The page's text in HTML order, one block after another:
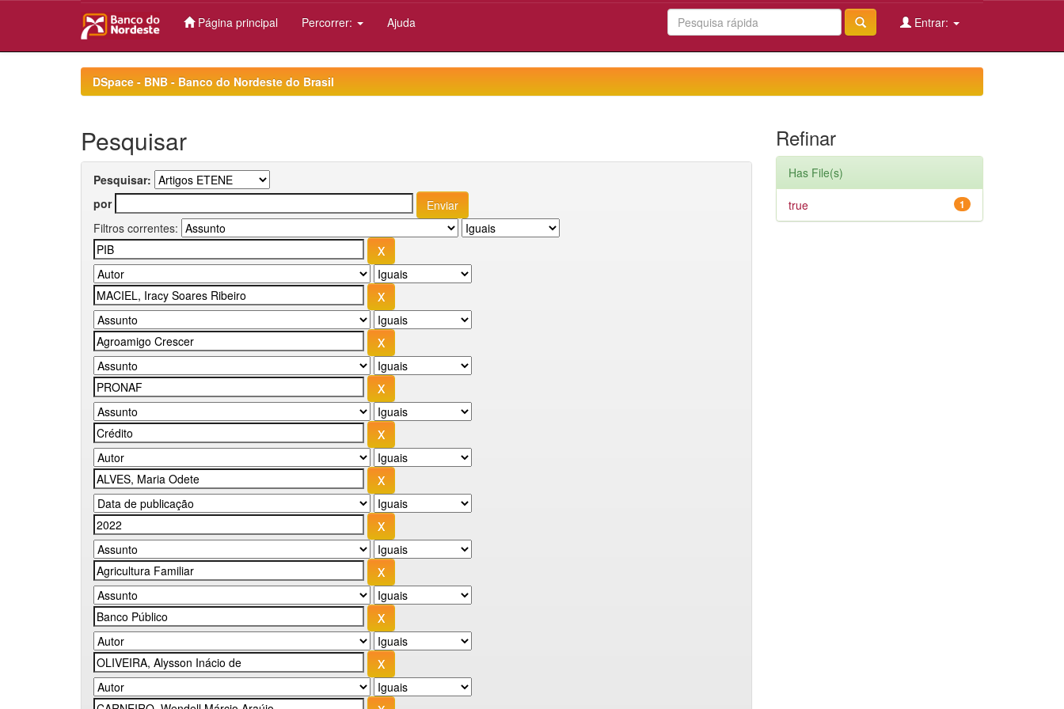
Página principal Percorrer: Ajuda Entrar:
DSpace - BNB - Banco do Nordeste do Brasil
Pesquisar
Pesquisar:
por
Filtros correntes:
Refinar
Has File(s)
1
true